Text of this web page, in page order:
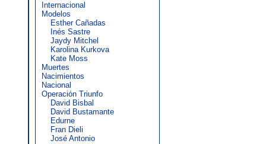
Internacional
Modelos
Esther Cañadas
Inés Sastre
Jaydy Mitchel
Karolina Kurkova
Kate Moss
Muertes
Nacimientos
Nacional
Operación Triunfo
David Bisbal
David Bustamante
Edurne
Fran Dieli
José Antonio